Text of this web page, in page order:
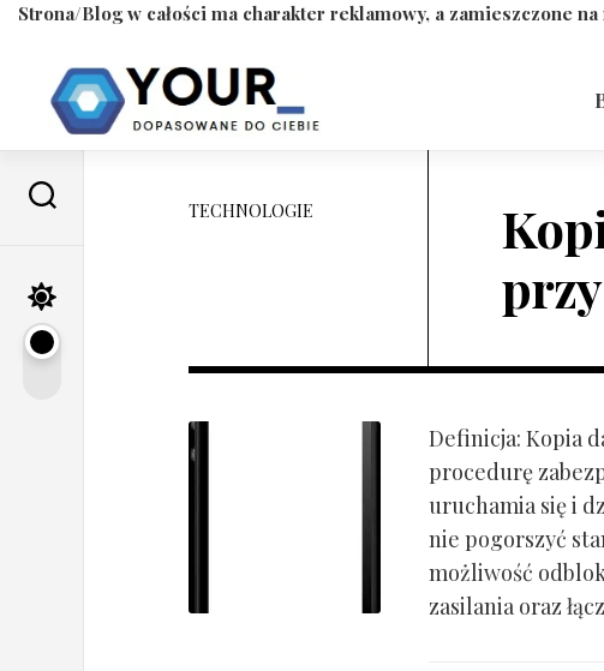
Strona/Blog w całości ma charakter reklamowy, a zamieszczone
content
TECHNOLOGIE
Definicja: Kopia
procedurę
uruchamia się i
nie pogorszyć
możliwość
zasilania oraz